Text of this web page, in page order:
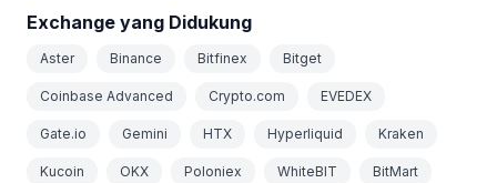
Exchange yang Didukung
Aster Binance Bitfinex Bitget
Coinbase Advanced Crypto.com EVEDEX
Gate.io Gemini HTX Hyperliquid Kraken
Kucoin OKX Poloniex WhiteBIT BitMart